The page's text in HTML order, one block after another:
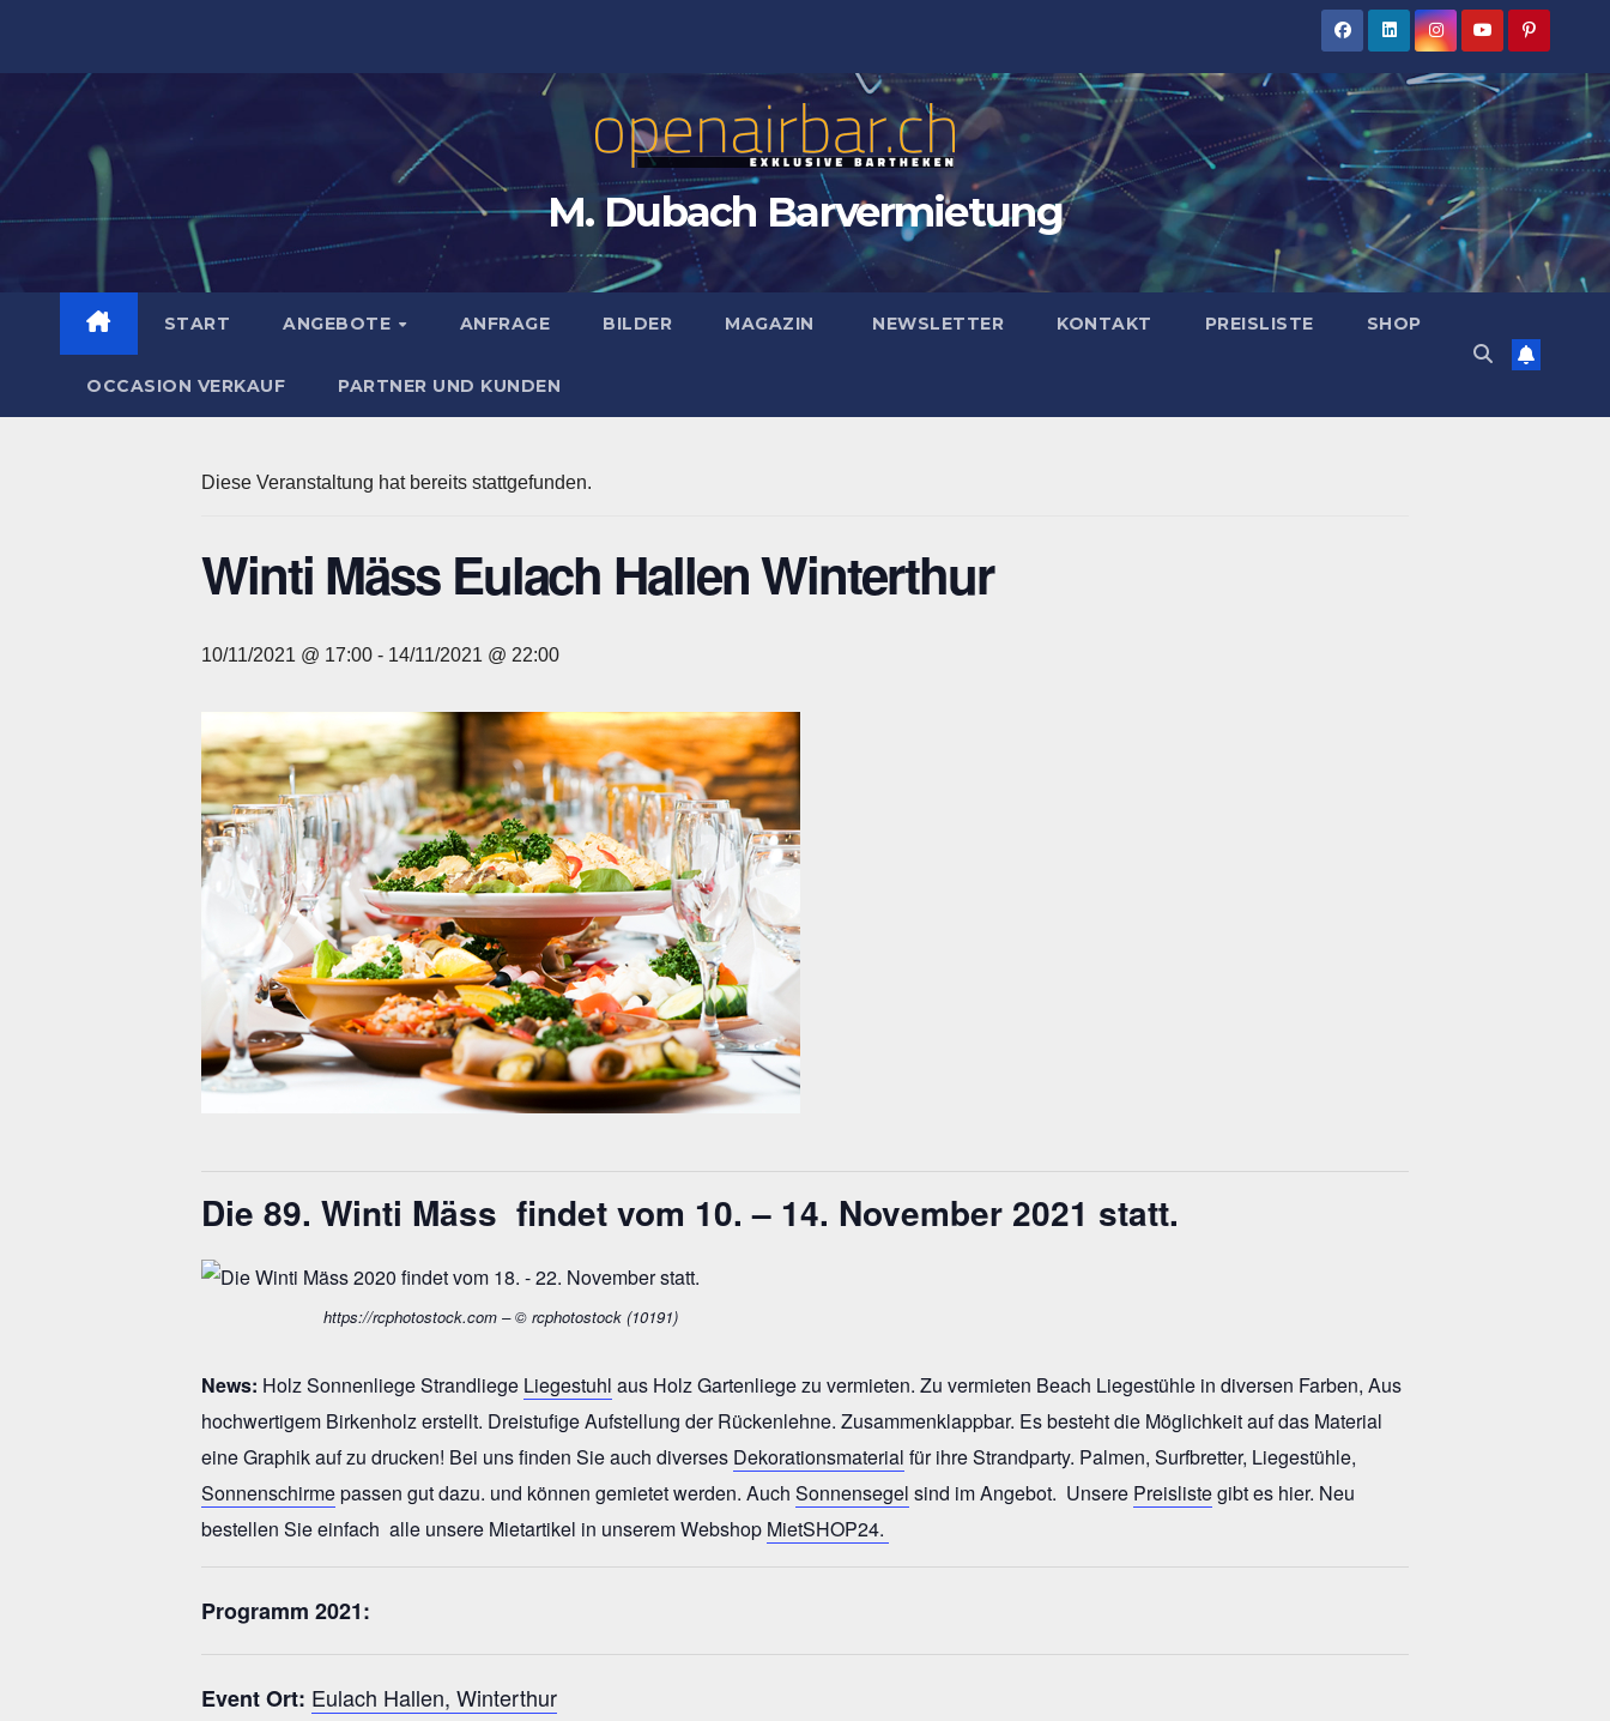
M. Dubach Barvermietung
START ANGEBOTE ANFRAGE BILDER MAGAZIN NEWSLETTER KONTAKT PREISLISTE SHOP
OCCASION VERKAUF PARTNER UND KUNDEN
Diese Veranstaltung hat bereits stattgefunden.
Winti Mäss Eulach Hallen Winterthur
10/11/2021 @ 17:00 - 14/11/2021 @ 22:00
Die 89. Winti Mäss findet vom 10. – 14. November 2021 statt.
https://rcphotostock.com – © rcphotostock (10191)
News: Holz Sonnenliege Strandliege Liegestuhl aus Holz Gartenliege zu vermieten. Zu vermieten Beach Liegestühle in diversen Farben, Aus
hochwertigem Birkenholz erstellt. Dreistufige Aufstellung der Rückenlehne. Zusammenklappbar. Es besteht die Möglichkeit auf das Material
eine Graphik auf zu drucken! Bei uns finden Sie auch diverses Dekorationsmaterial für ihre Strandparty. Palmen, Surfbretter, Liegestühle,
Sonnenschirmepassen gut dazu. und können gemietet werden. Auch Sonnensegel sind im Angebot. Unsere Preislistegibt es hier. Neu
bestellen Sie einfach alle unsere Mietartikel in unserem Webshop MietSHOP24.
Programm 2021:
Event Ort: Eulach Hallen, Winterthur